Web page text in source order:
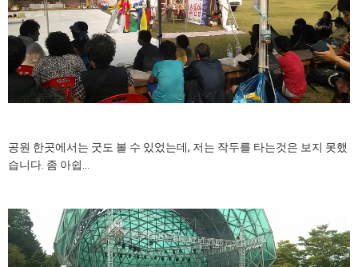
공원 한곳에서는 굿도 볼 수 있었는데, 저는 작두를 타는것은 보지 못했
습니다. 좀 아쉽...